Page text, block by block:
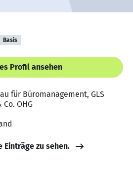
Basis
Profil ansehen
für Büromanagement, GLS
OHG
Einträge zu sehen.